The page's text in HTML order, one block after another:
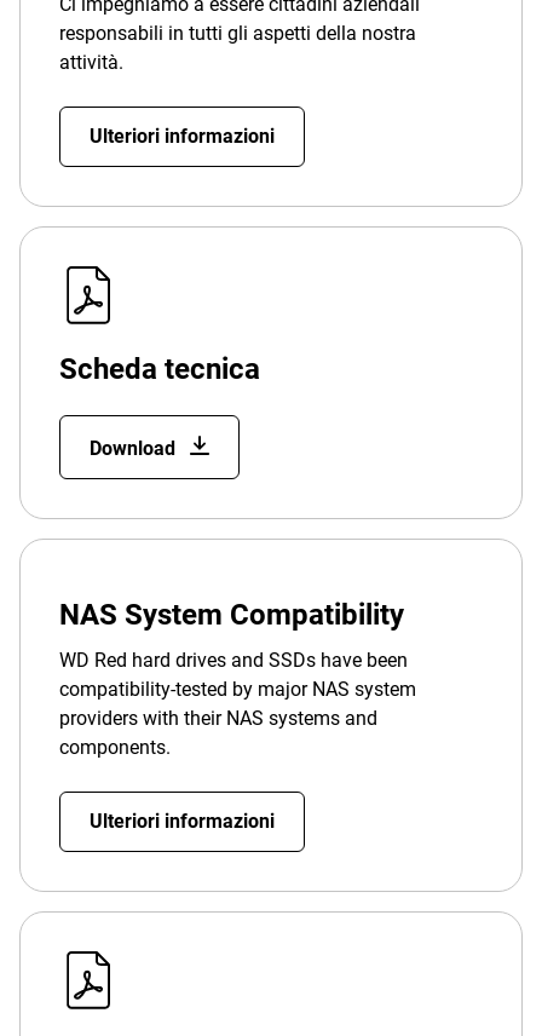
responsabili in tutti gli aspetti della nostra
attività.
Ulteriori informazioni
Scheda tecnica
Download
NAS System Compatibility
WD Red hard drives and SSDs have been
compatibility-tested by major NAS system
providers with their NAS systems and
components.
Ulteriori informazioni